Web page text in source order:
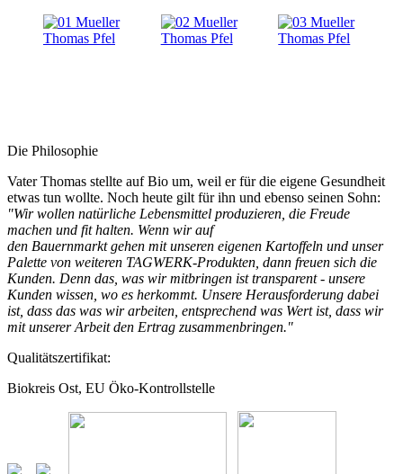
Die Philosophie
Vater Thomas stellte auf Bio um, weil er für die eigene Gesundheit
etwas tun wollte. Noch heute gilt für ihn und ebenso seinen Sohn:
"Wir wollen natürliche Lebensmittel produzieren, die Freude
machen und fit halten. Wenn wir auf
den Bauernmarkt gehen mit unseren eigenen Kartoffeln und unser
Palette von weiteren TAGWERK-Produkten, dann freuen sich die
Kunden. Denn das, was wir mitbringen ist transparent - unsere
Kunden wissen, wo es herkommt. Unsere Herausforderung dabei
ist, dass das was wir arbeiten, entsprechend was Wert ist, dass wir
mit unserer Arbeit den Ertrag zusammenbringen."
Qualitätszertifikat:
Biokreis Ost, EU Öko-Kontrollstelle